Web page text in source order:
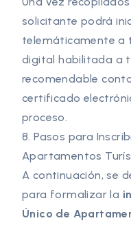
solicitante podrá
telemáticamente a
digital habilitada a
recomendable
certificado
proceso.
8. Pasos para
Apartamentos
A continuación, se
para formalizar la
Único de